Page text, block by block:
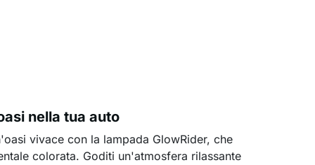
nella tua auto
vivace con la lampada GlowRider, che
colorata. Goditi un'atmosfera rilassante